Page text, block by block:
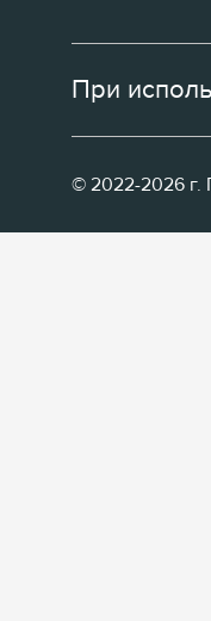
При
© 2022-2026 г.